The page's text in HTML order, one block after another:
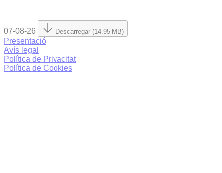
07-08-26 Descarregar (14.95 MB)
Presentació
Avís legal
Política de Privacitat
Política de Cookies